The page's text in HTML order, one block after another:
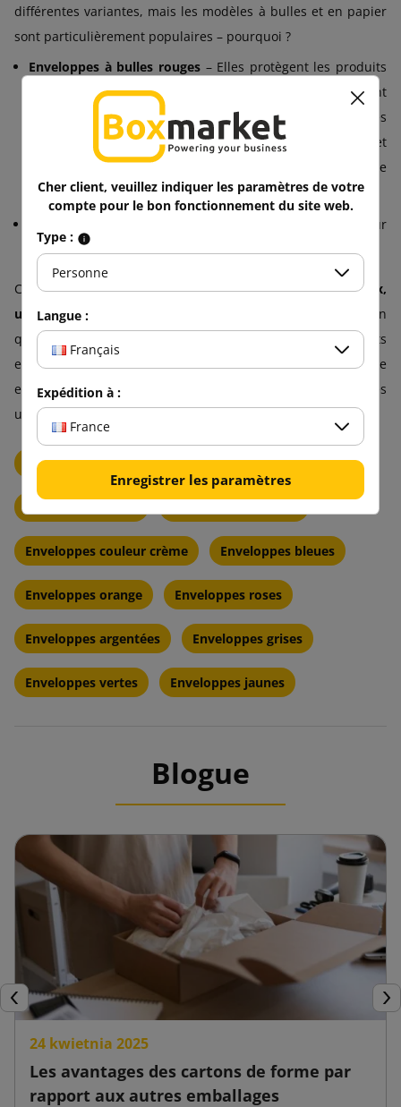
différentes variantes, mais les modèles à bulles et en papier
sont particulièrement populaires – pourquoi ?
Enveloppes à bulles rouges– Elles protègent les produits
fragiles des dommages pendant le transport et sont
idéales pour les petits objets, l'électronique ou les
accessoires. La couleur rouge confère à l'envoi élégance et
caractère, tout en le faisant ressortir parmi une pile de
colis.
– Une forme classique pour
l'envoi de lettres, de documents et de supports marketing.
Chez Boxmarket, nous privilégions laqualité des matériaux,
une fabrication robuste et la régularité des produits
, afin
que chaque enveloppe réponde aux attentes de nos clients
en termes de fonctionnalité et d'esthétique. Choisissez votre
enveloppe rouge et glissez-y vos messages et pensées
uniques !
Enveloppes blanches Enveloppes brunes
Enveloppes couleur crème Enveloppes bleues
Enveloppes orange Enveloppes roses
Enveloppes argentées Enveloppes grises
Enveloppes vertes Enveloppes jaunes
Blogue
Précédent
24 kwietnia 2025
Les avantages des cartons de forme par
rapport aux autres emballages
Cher client, veuillez indiquer les paramètres de votre
compte pour le bon fonctionnement du site web.
Type :
Personne
Langue :
Français
Expédition à :
France
Enregistrer les paramètres